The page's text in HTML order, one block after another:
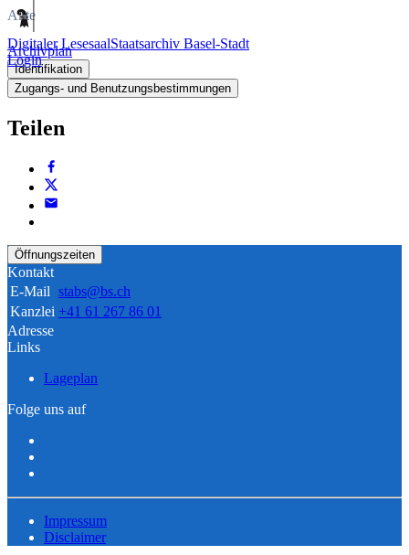
Digitaler LesesaalStaatsarchiv Basel-Stadt
Login
Akte
Archivplan
Identifikation
Zugangs- und Benutzungsbestimmungen
Teilen
Öffnungszeiten
Kontakt
E-Mail stabs@bs.ch
Kanzlei +41 61 267 86 01
Adresse
Links
Lageplan
Folge uns auf
Impressum
Disclaimer